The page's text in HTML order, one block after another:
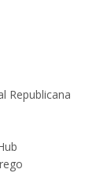
Republicana